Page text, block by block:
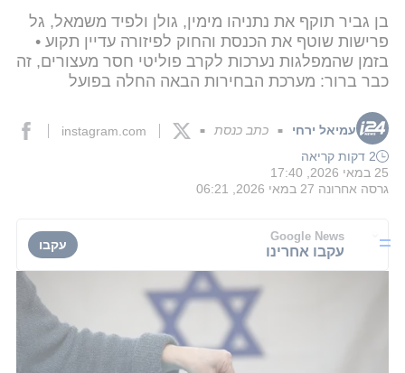
בן גביר תוקף את נתניהו מימין, גולן ולפיד משמאל, גל
פרישות שוטף את הכנסת והחוק לפיזורה עדיין תקוע •
בזמן שהמפלגות נערכות לקרב פוליטי חסר מעצורים, זה
כבר ברור: מערכת הבחירות הבאה החלה בפועל
עמיאל ירחי ■ כתב כנסת ■
instagram.com
2 דקות קריאה
25 במאי 2026, 17:40
גרסה אחרונה 27 במאי 2026, 06:21
Google News
עקבו אחרינו עקבו